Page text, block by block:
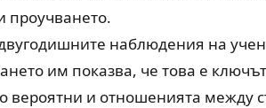
проучването.
наблюдения на
им показва, че това е
вероятни и отношенията между